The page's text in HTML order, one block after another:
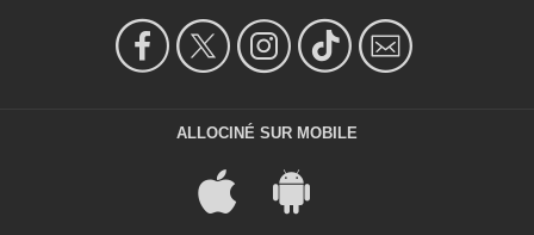
ALLOCINÉ SUR MOBILE